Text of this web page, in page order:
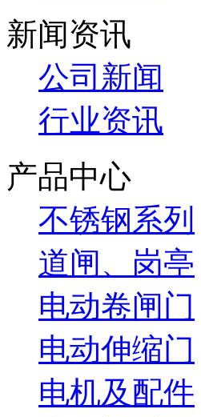
新闻资讯
公司新闻
行业资讯
产品中心
不锈钢系列
道闸、岗亭
电动卷闸门
电动伸缩门
电机及配件